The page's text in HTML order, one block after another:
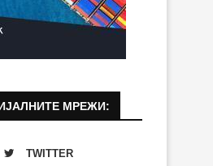
МРЕЖИ:
TWITTER